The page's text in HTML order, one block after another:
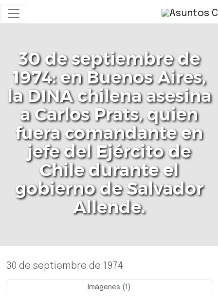
30 de septiembre de
1974: en Buenos Aires,
la DINA chilena asesina
a Carlos Prats, quien
fuera comandante en
jefe del Ejército de
Chile durante el
gobierno de Salvador
Allende.
30 de septiembre de 1974
Imágenes (1)